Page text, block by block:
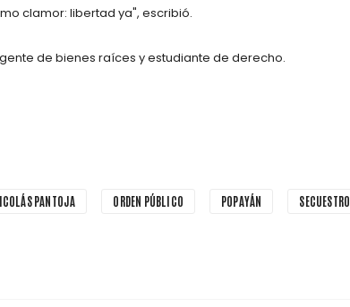
clamor: libertad ya", escribió.
de bienes raíces y estudiante de derecho.
PANTOJA ORDEN PÚBLICO POPAYÁN SECUESTRO